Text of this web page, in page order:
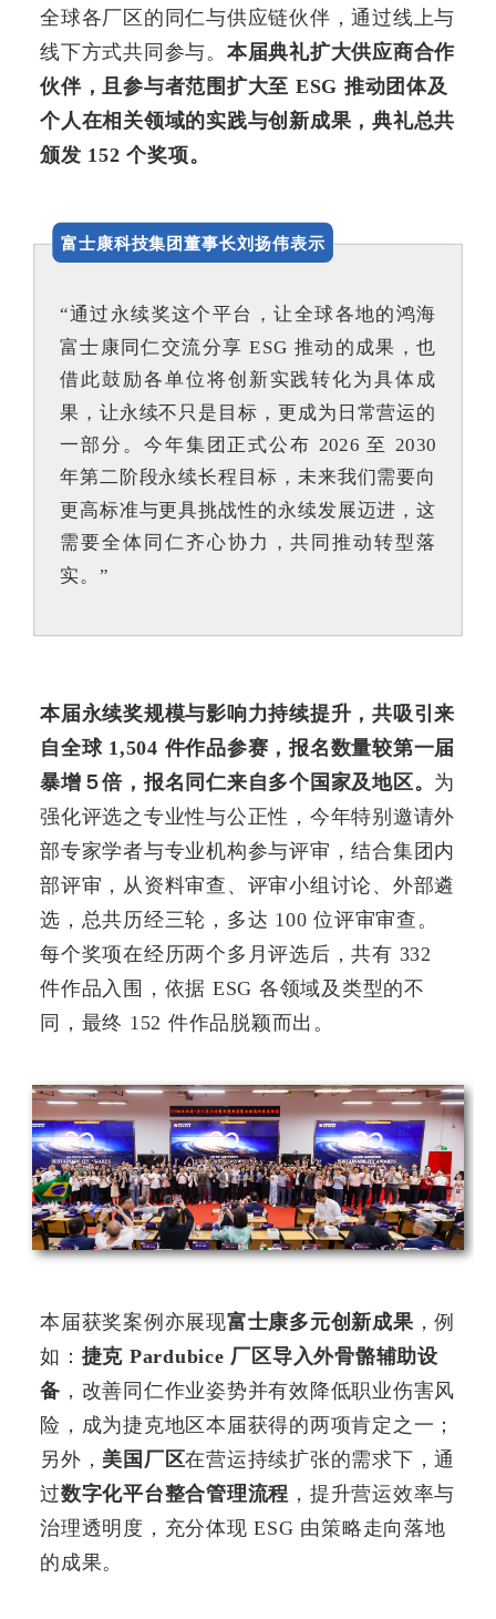
全球各厂区的同仁与供应链伙伴，通过线上与
线下方式共同参与。 本届典礼扩大供应商合作
伙伴，且参与者范围扩大至 ESG 推动团体及
个人在相关领域的实践与创新成果，典礼总共
颁发 152 个奖项。
富士康科技集团董事长刘扬伟表示
“通过永续奖这个平台，让全球各地的鸿海
富士康同仁交流分享 ESG 推动的成果，也
借此鼓励各单位将创新实践转化为具体成
果，让永续不只是目标，更成为日常营运的
一部分。今年集团正式公布 2026 至 2030
年第二阶段永续长程目标，未来我们需要向
更高标准与更具挑战性的永续发展迈进，这
需要全体同仁齐心协力，共同推动转型落
实。”
本届永续奖规模与影响力持续提升，共吸引来
自全球 1,504 件作品参赛，报名数量较第一届
暴增５倍 ，报名同仁来自多个国家及地区。 为
强化评选之专业性与公正性，今年特别邀请外
部专家学者与专业机构参与评审，结合集团内
部评审，从资料审查、评审小组讨论、外部遴
选，总共历经三轮，多达 100 位评审审查。
每个奖项在经历两个多月评选后，共有 332
件作品入围，依据 ESG 各领域及类型的不
同，最终 152 件作品脱颖而出。
本届获奖案例亦展现富士康多元创新成果，例
如： 捷克 Pardubice 厂区导入外骨骼辅助设
备 ，改善同仁作业姿势并有效降低职业伤害风
险，成为捷克地区本届获得的两项肯定之一；
另外， 美国厂区在营运持续扩张的需求下，通
过数字化平台整合管理流程 ，提升营运效率与
治理透明度，充分体现 ESG 由策略走向落地
的成果。